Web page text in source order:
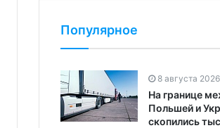
Популярное
8 августа 2026
На границе
Польшей и
скопились